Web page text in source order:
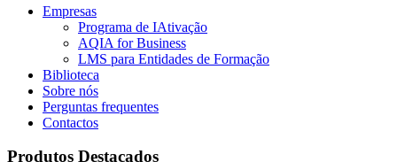
Empresas
Programa de IAtivação
AQIA for Business
LMS para Entidades de Formação
Biblioteca
Sobre nós
Perguntas frequentes
Contactos
Produtos Destacados